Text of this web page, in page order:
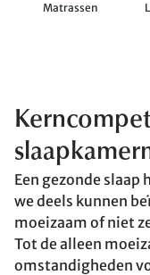
Matrassen
Een gezonde
we deels kunnen
moeizaam of niet
Tot de alleen
omstandigheden